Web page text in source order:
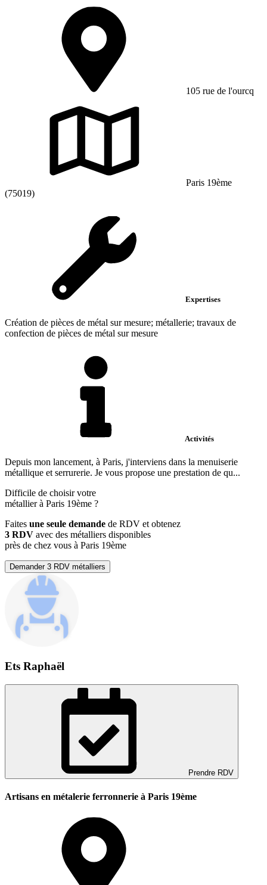
105 rue de l'ourcq
Paris 19ème
(75019)
Expertises
Création de pièces de métal sur mesure; métallerie; travaux de
confection de pièces de métal sur mesure
Activités
Depuis mon lancement, à Paris, j'interviens dans la menuiserie
métallique et serrurerie. Je vous propose une prestation de qu...
Difficile de choisir votre
métallier à Paris 19ème ?
Faites une seule demande de RDV et obtenez
3 RDV avec des métalliers disponibles
près de chez vous à Paris 19ème
Demander 3 RDV métalliers
Ets Raphaël
Prendre RDV
Artisans en métalerie ferronnerie à Paris 19ème